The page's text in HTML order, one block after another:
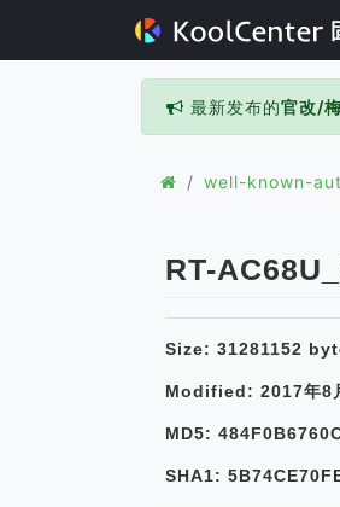
最新发布的官改/
well-known-
RT-
Size: 31281152
Modified: 2017年8
MD5:
SHA1: